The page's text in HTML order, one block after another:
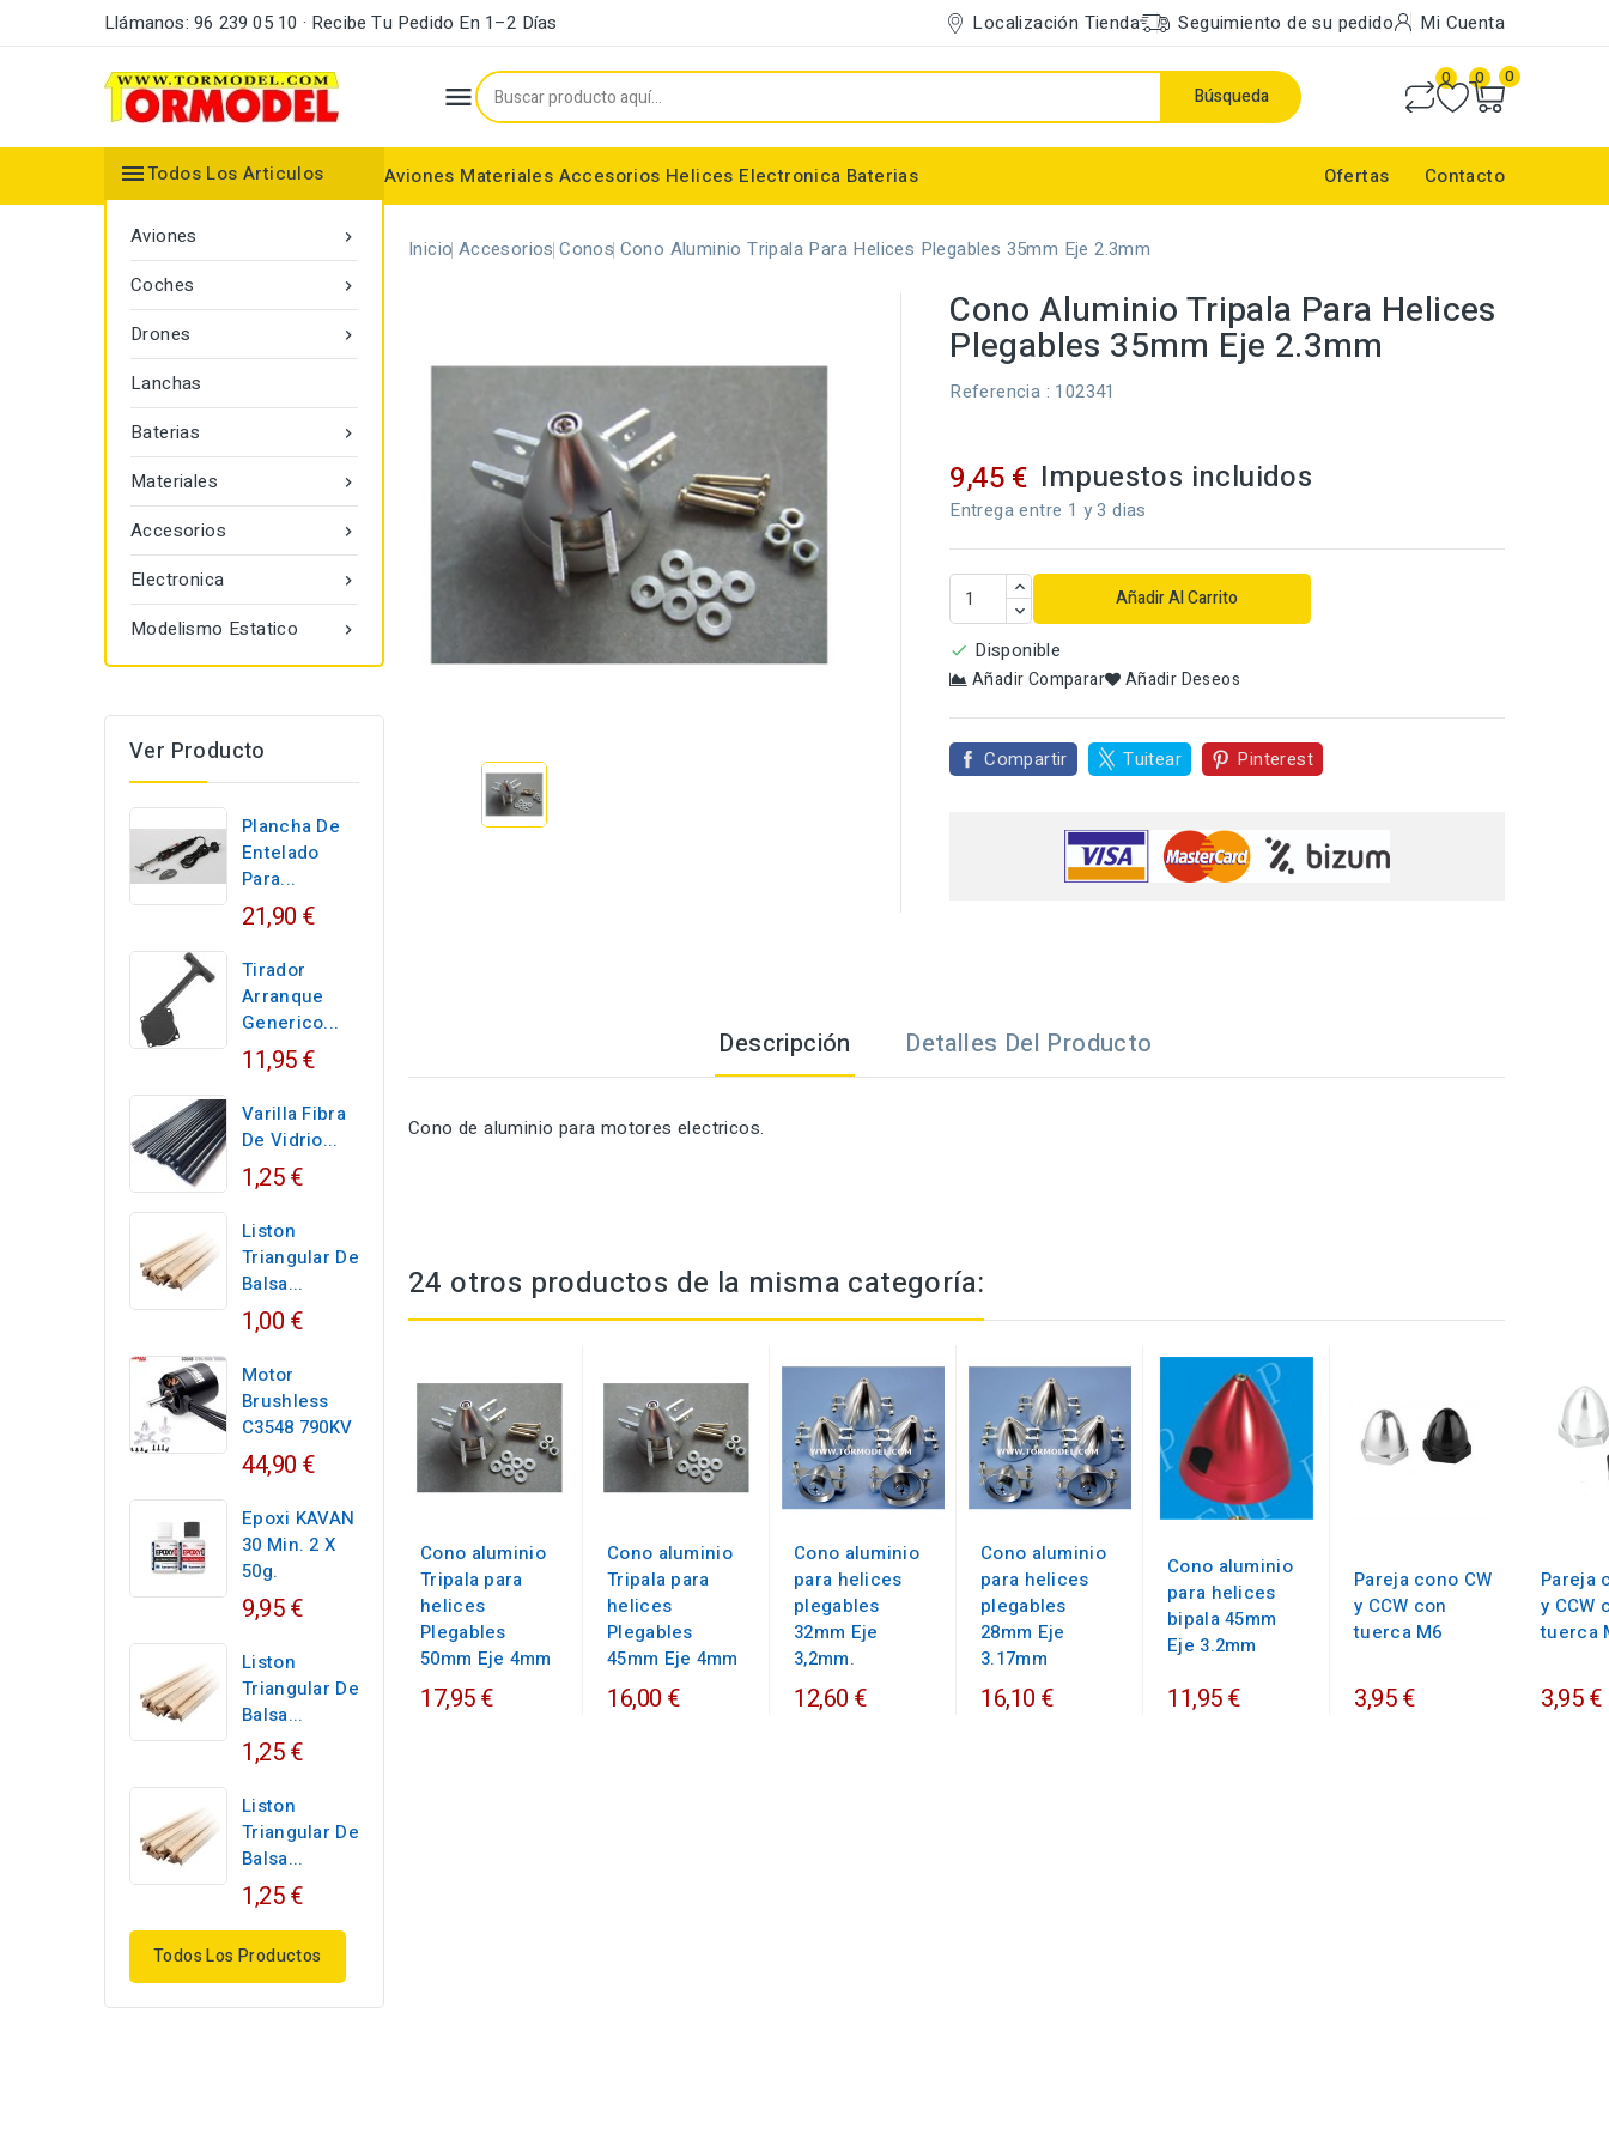
Llámanos: 96 239 05 10 · Recibe Tu Pedido En 1–2 Días Localización Tienda Seguimiento de su pedido Mi Cuenta
 Búsqueda
0 0 0
Aviones Materiales Accesorios Helices Electronica Baterias Ofertas Contacto
Todos Los Articulos

Aviones

Coches

Drones
Lanchas

Baterias

Materiales

Accesorios

Electronica

Modelismo Estatico
Ver Producto
Plancha De
Entelado
Para...
21,90 €
Tirador
Arranque
Generico...
11,95 €
Varilla Fibra
De Vidrio...
1,25 €
Liston
Triangular De
Balsa...
1,00 €
Motor
Brushless
C3548 790KV
44,90 €
Epoxi KAVAN
30 Min. 2 X
50g.
9,95 €
Liston
Triangular De
Balsa...
1,25 €
Liston
Triangular De
Balsa...
1,25 €
Todos Los Productos
Inicio Accesorios Conos Cono Aluminio Tripala Para Helices Plegables 35mm Eje 2.3mm
Cono Aluminio Tripala Para Helices
Plegables 35mm Eje 2.3mm
Referencia : 102341
9,45 € Impuestos incluidos
Entrega entre 1 y 3 dias
Añadir Al Carrito
 Disponible
Añadir Comparar Añadir Deseos
Compartir Tuitear Pinterest
Descripción Detalles Del Producto
Cono de aluminio para motores electricos.
24 otros productos de la misma categoría:
Cono aluminio
Tripala para
helices
Plegables
50mm Eje 4mm
17,95 €
Cono aluminio
Tripala para
helices
Plegables
45mm Eje 4mm
16,00 €
Cono aluminio
para helices
plegables
32mm Eje
3,2mm.
12,60 €
Cono aluminio
para helices
plegables
28mm Eje
3.17mm
16,10 €
Cono aluminio
para helices
bipala 45mm
Eje 3.2mm
11,95 €
Pareja cono CW
y CCW con
tuerca M6
3,95 €
Pareja
y CCW
tuerca
3,95 €